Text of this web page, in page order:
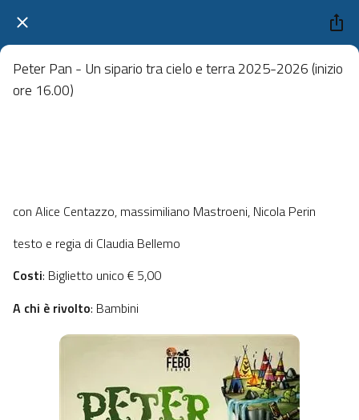
Peter Pan - Un sipario tra cielo e terra 2025-2026 (inizio
ore 16.00)
con Alice Centazzo, massimiliano Mastroeni, Nicola Perin
testo e regia di Claudia Bellemo
Costi: Biglietto unico € 5,00
A chi è rivolto: Bambini